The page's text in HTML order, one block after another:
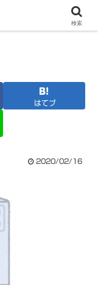
はてブ
2020/02/16
検索